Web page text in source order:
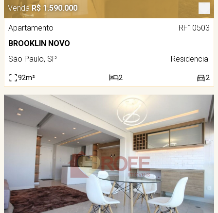
Venda R$ 1.590.000
Apartamento
RF10503
BROOKLIN NOVO
São Paulo, SP
Residencial
92m² 2 2